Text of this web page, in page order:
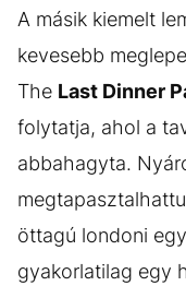
A másik kiemelt
kevesebb
The Last Dinner
folytatja, ahol a
abbahagyta.
öttagú londoni
gyakorlatilag egy